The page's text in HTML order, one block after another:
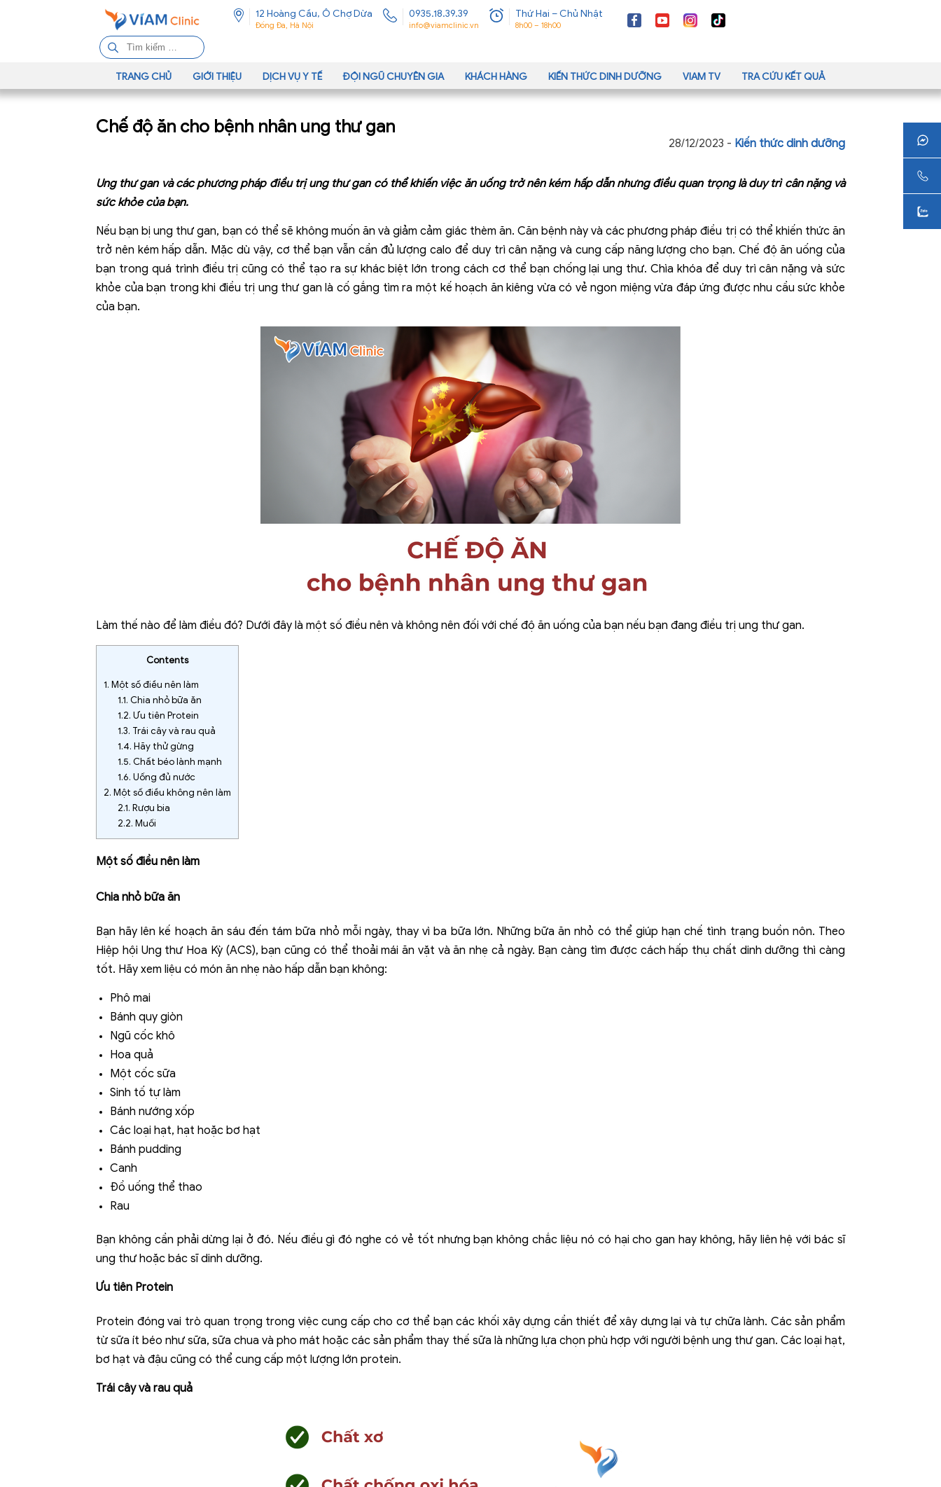
12 Hoàng Cầu, Ô Chợ Dừa
Đống Đa, Hà Nội
0935.18.39.39
info@viamclinic.vn
Thứ Hai – Chủ Nhật
8h00 – 18h00
ì
m
k
ế
o
:
TRANG CHỦ GIỚI THIỆU DỊCH VỤ Y TẾ ĐỘI NGŨ CHUYÊN GIA KHÁCH HÀNG KIẾN THỨC DINH DƯỠNG VIAM TV TRA CỨU KẾT QUẢ
Chế độ ăn cho bệnh nhân ung thư gan
28/12/2023 - Kiến thức dinh dưỡng
Ung thư gan và các phương pháp điều trị ung thư gan có thể khiến việc ăn uống trở nên kém hấp dẫn nhưng điều quan trọng là duy trì cân nặng và
sức khỏe của bạn.
Nếu bạn bị ung thư gan, bạn có thể sẽ không muốn ăn và giảm cảm giác thèm ăn. Căn bệnh này và các phương pháp điều trị có thể khiến thức ăn
trở nên kém hấp dẫn. Mặc dù vậy, cơ thể bạn vẫn cần đủ lượng calo để duy trì cân nặng và cung cấp năng lượng cho bạn. Chế độ ăn uống của
bạn trong quá trình điều trị cũng có thể tạo ra sự khác biệt lớn trong cách cơ thể bạn chống lại ung thư. Chìa khóa để duy trì cân nặng và sức
khỏe của bạn trong khi điều trị ung thư gan là cố gắng tìm ra một kế hoạch ăn kiêng vừa có vẻ ngon miệng vừa đáp ứng được nhu cầu sức khỏe
của bạn.
Làm thế nào để làm điều đó? Dưới đây là một số điều nên và không nên đối với chế độ ăn uống của bạn nếu bạn đang điều trị ung thư gan.
Contents
1. Một số điều nên làm
1.1. Chia nhỏ bữa ăn
1.2. Ưu tiên Protein
1.3. Trái cây và rau quả
1.4. Hãy thử gừng
1.5. Chất béo lành mạnh
1.6. Uống đủ nước
2. Một số điều không nên làm
2.1. Rượu bia
2.2. Muối
Một số điều nên làm
Chia nhỏ bữa ăn
Bạn hãy lên kế hoạch ăn sáu đến tám bữa nhỏ mỗi ngày, thay vì ba bữa lớn. Những bữa ăn nhỏ có thể giúp hạn chế tình trạng buồn nôn. Theo
Hiệp hội Ung thư Hoa Kỳ (ACS), bạn cũng có thể thoải mái ăn vặt và ăn nhẹ cả ngày. Bạn càng tìm được cách hấp thụ chất dinh dưỡng thì càng
tốt. Hãy xem liệu có món ăn nhẹ nào hấp dẫn bạn không:
Phô mai
Bánh quy giòn
Ngũ cốc khô
Hoa quả
Một cốc sữa
Sinh tố tự làm
Bánh nướng xốp
Các loại hạt, hạt hoặc bơ hạt
Bánh pudding
Canh
Đồ uống thể thao
Rau
Bạn không cần phải dừng lại ở đó. Nếu điều gì đó nghe có vẻ tốt nhưng bạn không chắc liệu nó có hại cho gan hay không, hãy liên hệ với bác sĩ
ung thư hoặc bác sĩ dinh dưỡng.
Ưu tiên Protein
Protein đóng vai trò quan trọng trong việc cung cấp cho cơ thể bạn các khối xây dựng cần thiết để xây dựng lại và tự chữa lành. Các sản phẩm
từ sữa ít béo như sữa, sữa chua và pho mát hoặc các sản phẩm thay thế sữa là những lựa chọn phù hợp với người bệnh ung thư gan. Các loại hạt,
bơ hạt và đậu cũng có thể cung cấp một lượng lớn protein.
Trái cây và rau quả